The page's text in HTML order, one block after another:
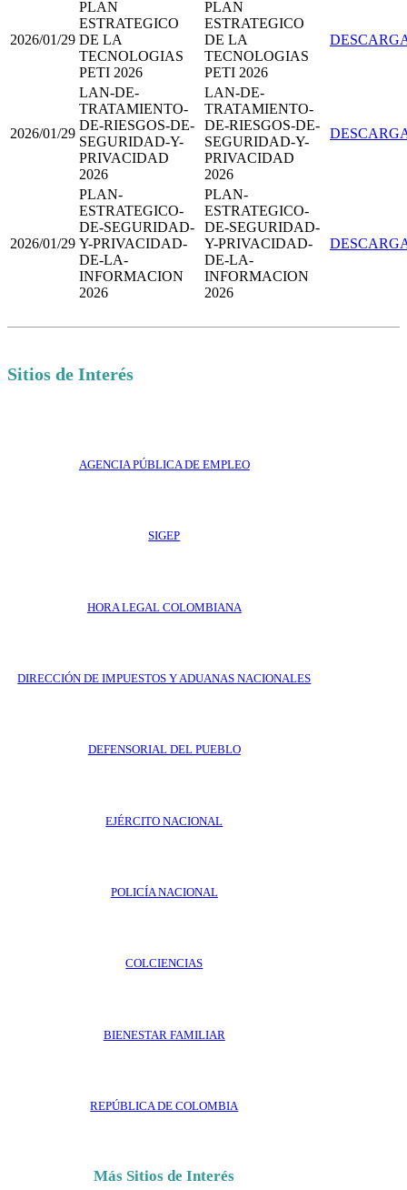
2026/01/29
PLAN
ESTRATEGICO
DE LA
TECNOLOGIAS
PETI 2026
PLAN
ESTRATEGICO
DE LA
TECNOLOGIAS
PETI 2026
2026/01/29
LAN-DE-
TRATAMIENTO-
DE-RIESGOS-DE-
SEGURIDAD-Y-
PRIVACIDAD
2026
LAN-DE-
TRATAMIENTO-
DE-RIESGOS-DE-
SEGURIDAD-Y-
PRIVACIDAD
2026
2026/01/29
PLAN-
ESTRATEGICO-
DE-SEGURIDAD-
Y-PRIVACIDAD-
DE-LA-
INFORMACION
2026
PLAN-
ESTRATEGICO-
DE-SEGURIDAD-
Y-PRIVACIDAD-
DE-LA-
INFORMACION
2026
Sitios de Interés
AGENCIA PÚBLICA DE EMPLEO
SIGEP
HORA LEGAL COLOMBIANA
DIRECCIÓN DE IMPUESTOS Y ADUANAS NACIONALES
DEFENSORIAL DEL PUEBLO
EJÉRCITO NACIONAL
POLICÍA NACIONAL
COLCIENCIAS
BIENESTAR FAMILIAR
REPÚBLICA DE COLOMBIA
Más Sitios de Interés